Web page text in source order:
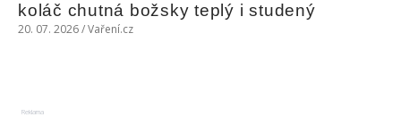
koláč chutná božsky teplý i studený
20. 07. 2026 / Vaření.cz
Reklama